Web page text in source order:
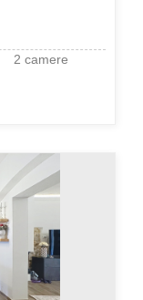
2 camere